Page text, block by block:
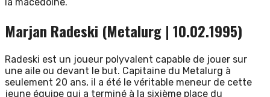
Marjan Radeski (Metalurg | 10.02.1995)
Radeski est un joueur polyvalent capable de jouer sur
une aile ou devant le but. Capitaine du Metalurg à
seulement 20 ans, il a été le véritable meneur de cette
jeune équipe qui a terminé à la sixième place du